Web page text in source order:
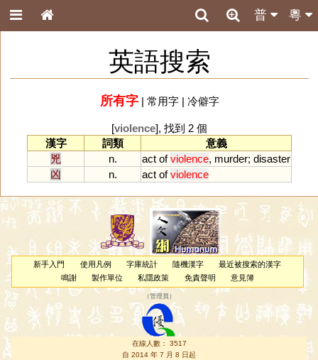
粵
普
英語搜索
所有字| 常用字| 冷僻字
[violence], 找到 2 個
漢字
詞類
意義
兇
n. act of violence, murder; disaster
凶
n. act of violence
新手入門 使用凡例 字庫統計 隨機漢字
最近被搜索的漢字
鳴謝
製作單位 私隱政策 免責聲明 意見簿
（管理員 ）
在線人數： 3517
自 2014 年 7 月 8 日起